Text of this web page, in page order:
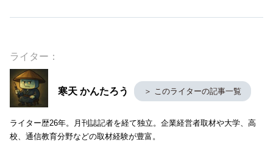
ライター：
寒天 かんたろう ＞ このライターの記事一覧
ライター歴26年。月刊誌記者を経て独立。企業経営者取材や大学、高
校、通信教育分野などの取材経験が豊富。